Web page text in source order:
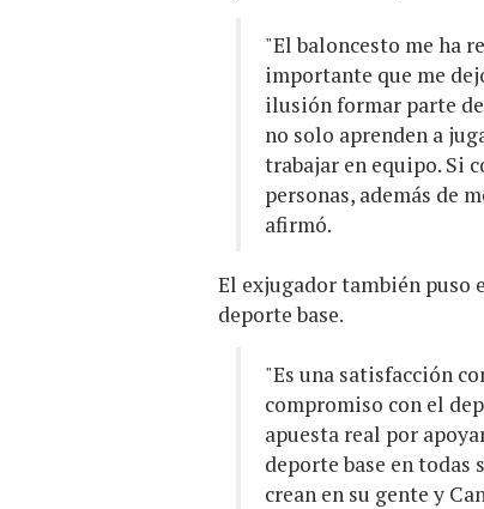
"El baloncesto me ha
importante que me
ilusión formar parte
no solo aprenden a
trabajar en equipo. Si
personas, además de
afirmó.
El exjugador también puso
deporte base.
"Es una satisfacción
compromiso con el
apuesta real por
deporte base en todas
crean en su gente y